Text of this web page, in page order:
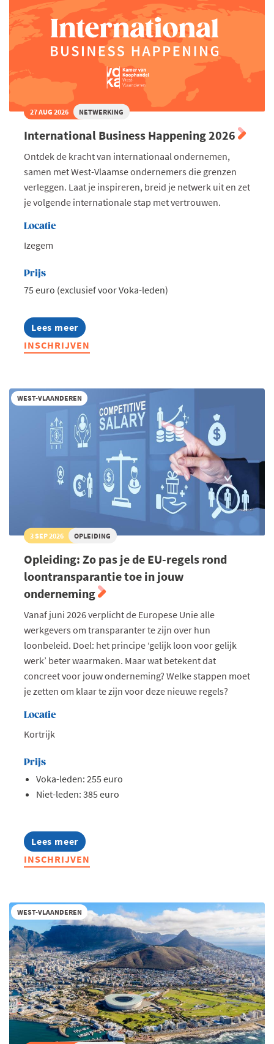
27 AUG 2026 NETWERKING
International Business Happening 2026
Ontdek de kracht van internationaal ondernemen,
samen met West-Vlaamse ondernemers die grenzen
verleggen. Laat je inspireren, breid je netwerk uit en zet
je volgende internationale stap met vertrouwen.
Locatie
Izegem
Prijs
75 euro (exclusief voor Voka-leden)
Lees meer
about
International
Business
INSCHRIJVEN
WEST-VLAANDEREN
3 SEP 2026 OPLEIDING
Opleiding: Zo pas je de EU-regels rond
loontransparantie toe in jouw
onderneming
Vanaf juni 2026 verplicht de Europese Unie alle
werkgevers om transparanter te zijn over hun
loonbeleid. Doel: het principe ‘gelijk loon voor gelijk
werk’ beter waarmaken. Maar wat betekent dat
concreet voor jouw onderneming? Welke stappen moet
je zetten om klaar te zijn voor deze nieuwe regels?
Locatie
Kortrijk
Prijs
Voka-leden: 255 euro
Niet-leden: 385 euro
Lees meer
about
Opleiding:
Zo
EU-
regels
rond
loontransparantie
toe
in
jouw
onderneming
INSCHRIJVEN
WEST-VLAANDEREN